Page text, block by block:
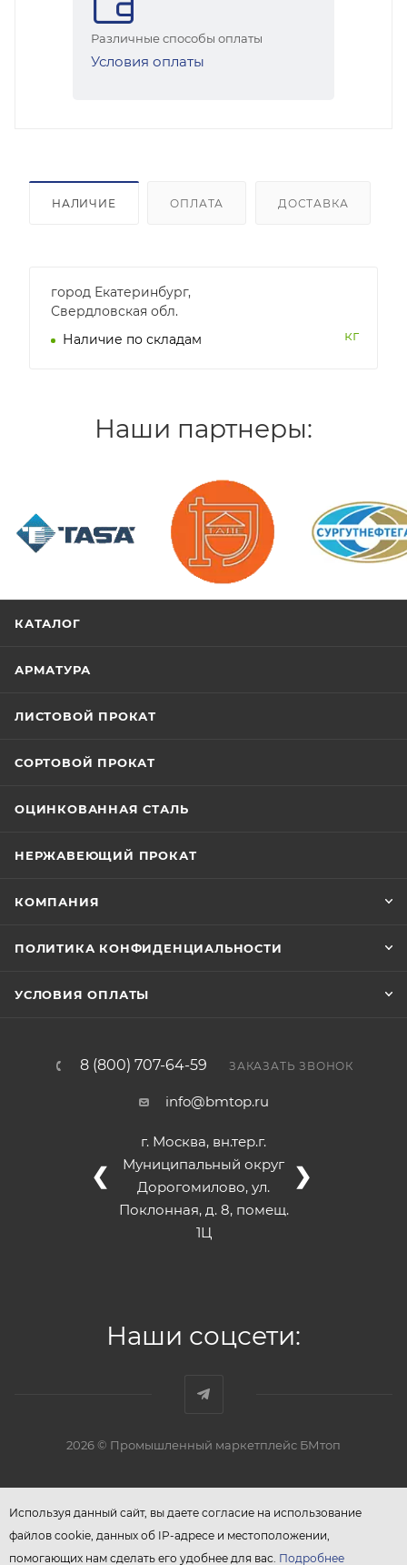
Различные способы оплаты
Условия оплаты
НАЛИЧИЕ ОПЛАТА ДОСТАВКА
город Екатеринбург,
Свердловская обл.
Наличие по складам
кг
Наши партнеры:
КАТАЛОГ
АРМАТУРА
ЛИСТОВОЙ ПРОКАТ
СОРТОВОЙ ПРОКАТ
ОЦИНКОВАННАЯ СТАЛЬ
НЕРЖАВЕЮЩИЙ ПРОКАТ
КОМПАНИЯ
ПОЛИТИКА КОНФИДЕНЦИАЛЬНОСТИ
УСЛОВИЯ ОПЛАТЫ
8 (800) 707-64-59 ЗАКАЗАТЬ ЗВОНОК
info@bmtop.ru
г. Москва, вн.тер.г.
Муниципальный округ
Дорогомилово, ул.
Поклонная, д. 8, помещ.
1Ц
❮ ❯
Наши соцсети:
2026 © Промышленный маркетплейс БМтоп
Используя данный сайт, вы даете согласие на использование
файлов cookie, данных об IP-адресе и местоположении,
помогающих нам сделать его удобнее для вас. Подробнее